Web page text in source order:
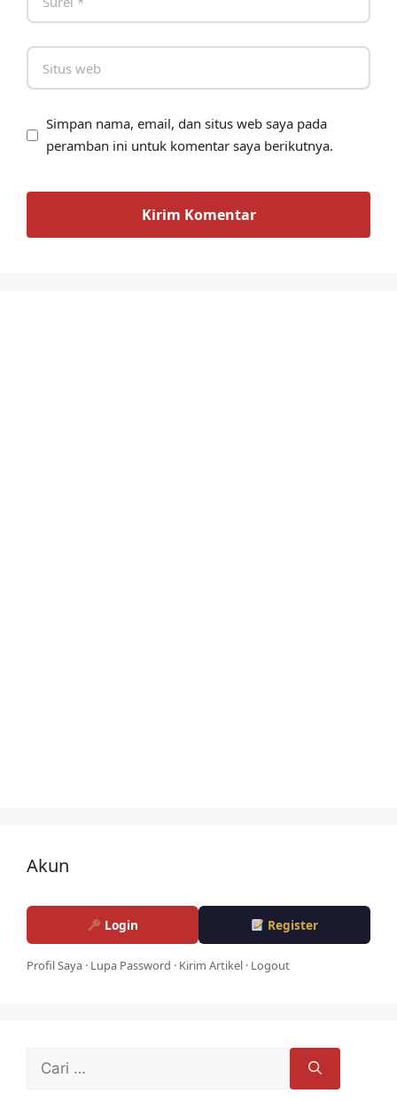
Simpan nama, email, dan situs web saya pada
peramban ini untuk komentar saya berikutnya.
Akun
Login Register
Profil Saya · Lupa Password · Kirim Artikel · Logout
untuk: